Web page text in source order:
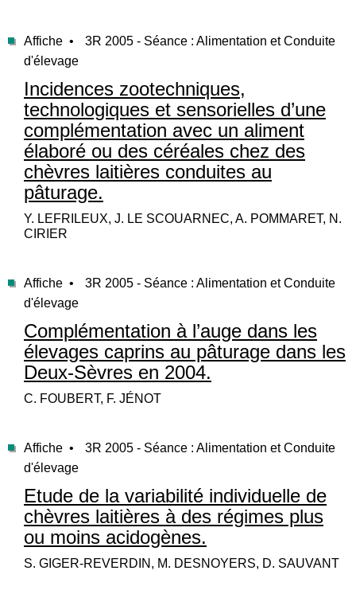
Affiche •
3R 2005 - Séance : Alimentation et Conduite
d'élevage
Incidences zootechniques,
technologiques et sensorielles d’une
complémentation avec un aliment
élaboré ou des céréales chez des
chèvres laitières conduites au
pâturage.
Y. LEFRILEUX, J. LE SCOUARNEC, A. POMMARET, N.
CIRIER
Affiche •
3R 2005 - Séance : Alimentation et Conduite
d'élevage
Complémentation à l’auge dans les
élevages caprins au pâturage dans les
Deux-Sèvres en 2004.
C. FOUBERT, F. JÉNOT
Affiche •
3R 2005 - Séance : Alimentation et Conduite
d'élevage
Etude de la variabilité individuelle de
chèvres laitières à des régimes plus
ou moins acidogènes.
S. GIGER-REVERDIN, M. DESNOYERS, D. SAUVANT